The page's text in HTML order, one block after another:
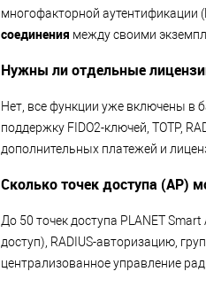
многофакторной аутентификации
соединения между своими
Нужны ли отдельные
Нет, все функции уже включены в
поддержку FIDO2-ключей, TOTP,
дополнительных платежей и
Сколько точек доступа (AP)
До 50 точек доступа PLANET
доступ), RADIUS-авторизацию,
централизованное управление